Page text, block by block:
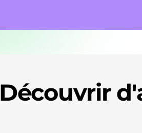
Découvrir